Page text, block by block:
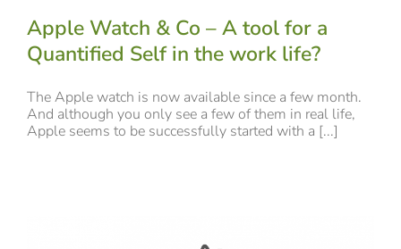
Apple Watch & Co – A tool for a
Quantified Self in the work life?
The Apple watch is now available since a few month.
And although you only see a few of them in real life,
Apple seems to be successfully started with a [...]